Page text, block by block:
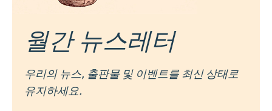
월간 뉴스레터
우리의 뉴스, 출판물 및 이벤트를 최신 상태로
유지하세요.